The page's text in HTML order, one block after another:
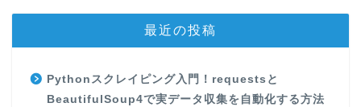
最近の投稿
Pythonスクレイピング入門！requestsと
BeautifulSoup4で実データ収集を自動化する方法